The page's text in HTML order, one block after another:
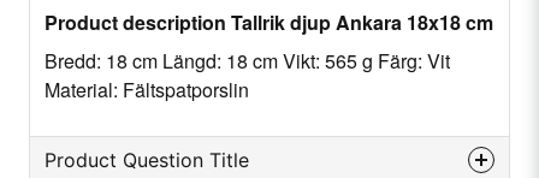
Product description Tallrik djup Ankara 18x18 cm
Bredd: 18 cm Längd: 18 cm Vikt: 565 g Färg: Vit
Material: Fältspatporslin
Product Question Title